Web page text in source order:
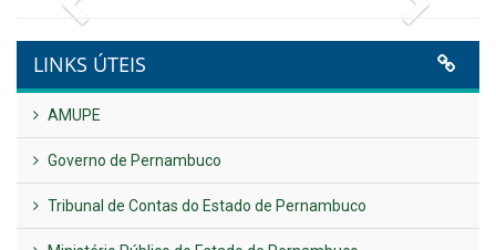
NOTA DE PESAR E LUTO OFICIAL
Plano Diretor – 2026
Publicado em: 14 de maio de 2026